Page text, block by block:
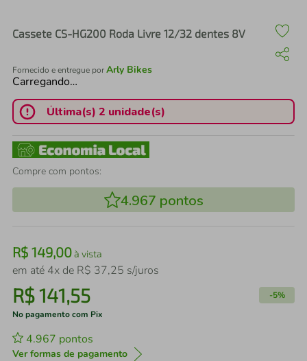
Cassete CS-HG200 Roda Livre 12/32 dentes 8V
Fornecido e entregue porArly Bikes
Carregando…
Última(s) 2 unidade(s)
Compre com pontos:
4.967 pontos
R$ 149,00à vista
em até 4x de R$ 37,25 s/juros
R$141,55 -5%
No pagamento com Pix
4.967 pontos
Ver formas de pagamento